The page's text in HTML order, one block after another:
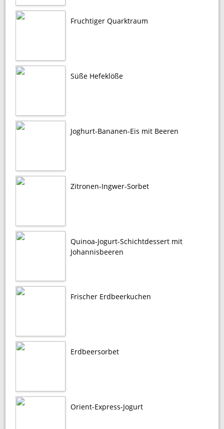
Fruchtiger Quarktraum
Süße Hefeklöße
Joghurt-Bananen-Eis mit Beeren
Zitronen-Ingwer-Sorbet
Quinoa-Jogurt-Schichtdessert mit
Johannisbeeren
Frischer Erdbeerkuchen
Erdbeersorbet
Orient-Express-Jogurt